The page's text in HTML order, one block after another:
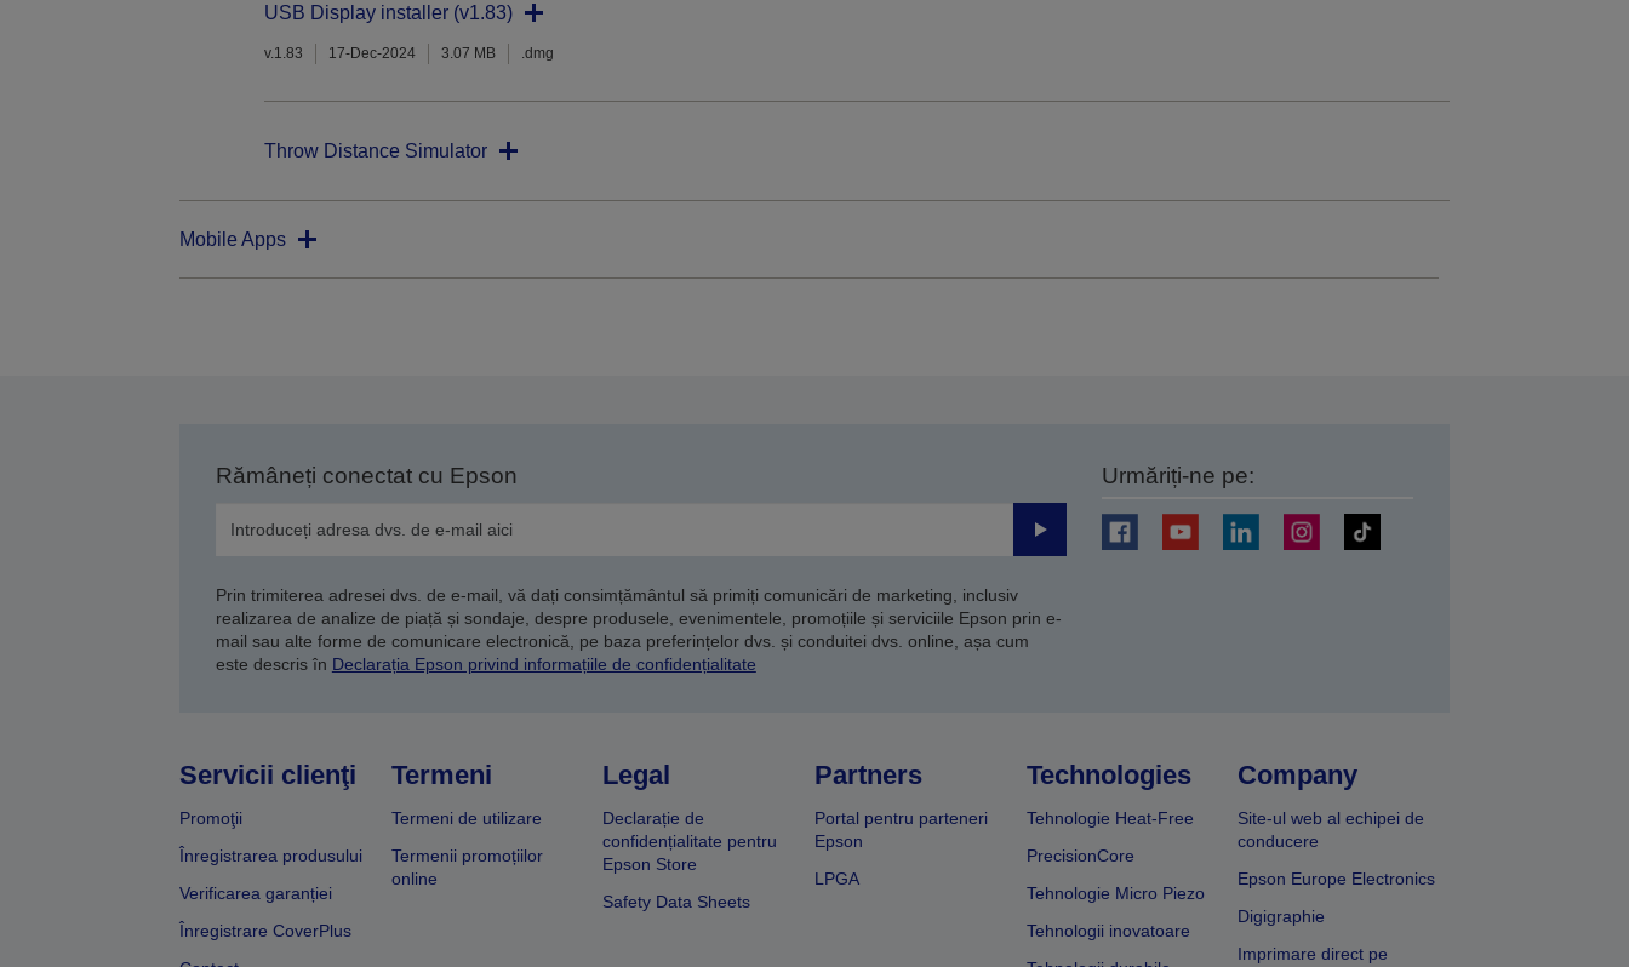
USB Display installer (v1.83)
v.1.83 17-Dec-2024 3.07 MB .dmg
Throw Distance Simulator
Mobile Apps
Rămâneți conectat cu Epson
Trimiteți
Prin trimiterea adresei dvs. de e-mail, vă dați consimțământul să primiți comunicări de marketing, inclusiv
realizarea de analize de piață și sondaje, despre produsele, evenimentele, promoțiile și serviciile Epson prin e-
mail sau alte forme de comunicare electronică, pe baza preferințelor dvs. și conduitei dvs. online, așa cum
este descris în Declarația Epson privind informațiile de confidențialitate
Urmăriți-ne pe:
Servicii clienţi
Promoţii
Înregistrarea produsului
Verificarea garanției
Înregistrare CoverPlus
Termeni
Termeni de utilizare
Termenii promoțiilor
online
Legal
Declarație de
confidențialitate pentru
Epson Store
Safety Data Sheets
Partners
Portal pentru parteneri
Epson
LPGA
Technologies
Tehnologie Heat-Free
PrecisionCore
Tehnologie Micro Piezo
Tehnologii inovatoare
Company
Site-ul web al echipei de
conducere
Epson Europe Electronics
Digigraphie
Imprimare direct pe